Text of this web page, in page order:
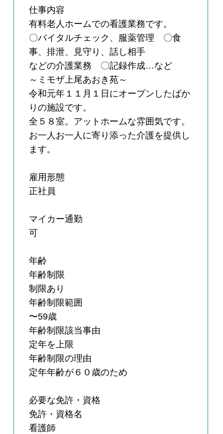
仕事内容
有料老人ホームでの看護業務です。
〇バイタルチェック、服薬管理 〇食
事、排泄、見守り、話し相手
などの介護業務 〇記録作成…など
～ミモザ上尾あおき苑～
令和元年１１月１日にオープンしたばか
りの施設です。
全５８室。アットホームな雰囲気です。
お一人お一人に寄り添った介護を提供し
ます。
雇用形態
正社員
マイカー通勤
可
年齢
年齢制限
制限あり
年齢制限範囲
〜59歳
年齢制限該当事由
定年を上限
年齢制限の理由
定年年齢が６０歳のため
必要な免許・資格
免許・資格名
看護師